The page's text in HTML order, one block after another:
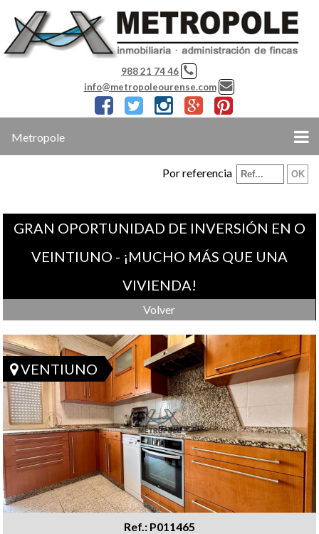
988 21 74 46
info@metropoleourense.com
Metropole
Por referencia
GRAN OPORTUNIDAD DE INVERSIÓN EN O
VEINTIUNO - ¡MUCHO MÁS QUE UNA
VIVIENDA!
Volver
VENTIUNO
Ref.: P011465